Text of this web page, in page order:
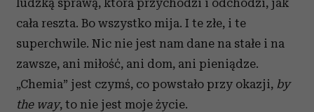
ludzką sprawą, która przychodzi i odchodzi, jak
cała reszta. Bo wszystko mija. I te złe, i te
superchwile. Nic nie jest nam dane na stałe i na
zawsze, ani miłość, ani dom, ani pieniądze.
„Chemia” jest czymś, co powstało przy okazji, by
the way, to nie jest moje życie.